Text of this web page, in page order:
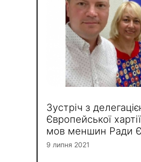
Зустріч з
Європейської
мов меншин Ради
9 липня 2021